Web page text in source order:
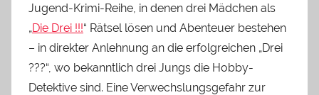
Jugend-Krimi-Reihe, in denen drei Mädchen als
„Die Drei !!!“ Rätsel lösen und Abenteuer bestehen
– in direkter Anlehnung an die erfolgreichen „Drei
???“, wo bekanntlich drei Jungs die Hobby-
Detektive sind. Eine Verwechslungsgefahr zur